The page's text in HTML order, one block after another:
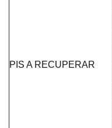
PIS A RECUPERAR